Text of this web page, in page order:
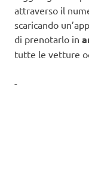
attraverso il
scaricando
di prenotarlo in
tutte le vetture
-